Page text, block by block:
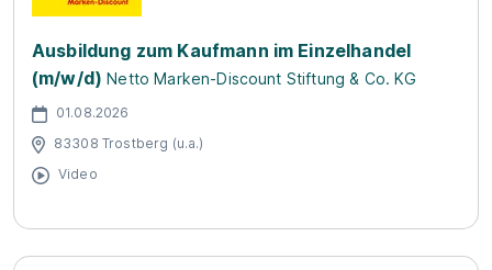
Ausbildung zum Kaufmann im Einzelhandel
(m/w/d) Netto Marken-Discount Stiftung & Co. KG
01.08.2026
83308 Trostberg (u.a.)
Video